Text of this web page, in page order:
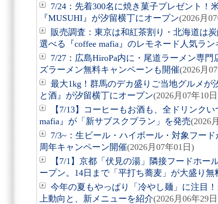
7/24：先着300名に焼き菓子プレゼント！
『MUSUHI』が汐留横丁にオープン(2026月
販売調査：東京は和紅茶割り・北海道は
選べる『coffee mafia』のレモネード人気ラ
7/27：広島HiroPa内に・尾道ラーメン専
ズラーメン無料キャンペーンも開催(2026月
最大1kg！群馬のデカ盛りご当地グルメが
と酒』が汐留横丁にオープン(2026月07年10
【7/13】コーヒーもお酒も、全ドリンク
mafia』が「新サブスクプラン」を発売(2026
7/3~：生ビール・ハイボール・対象フー
周年キャンペーン開催(2026月07年01日)
【7/1】京都「伏見の湯」隣接フードホー
ープン。14日まで「平打ち蕎麦」が大盛り無
今年の夏もやっぱり「冷やし麺」に注目
上動向と、新メニューを紹介(2026月06年29